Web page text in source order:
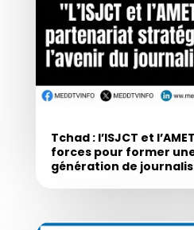
Tchad : l’ISJCT et
forces pour former
génération de